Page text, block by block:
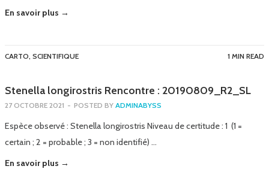
En savoir plus →
CARTO, SCIENTIFIQUE 1 MIN READ
Stenella longirostris Rencontre : 20190809_R2_SL
27 OCTOBRE 2021 - POSTED BY ADMINABYSS
Espèce observé : Stenella longirostris Niveau de certitude : 1 (1 =
certain ; 2 = probable ; 3 = non identifié) …
En savoir plus →